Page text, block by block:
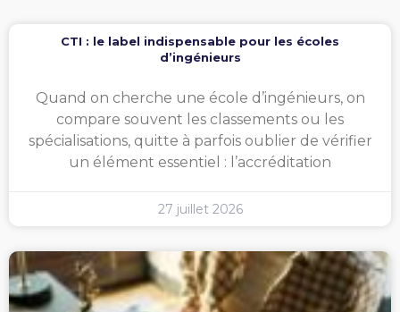
CTI : le label indispensable pour les écoles
d’ingénieurs
Quand on cherche une école d’ingénieurs, on
compare souvent les classements ou les
spécialisations, quitte à parfois oublier de vérifier
un élément essentiel : l’accréditation
27 juillet 2026